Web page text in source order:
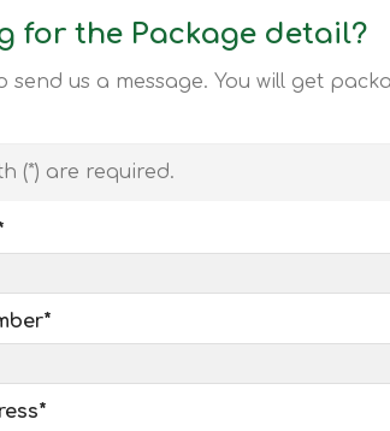
for the Package detail?
send us a message. You will get
(*) are required.
*
*